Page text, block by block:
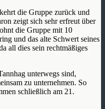
die Gruppe zurück und
zeigt sich sehr erfreut über
die Gruppe mit 10
und das alte Schwert seines
all dies sein rechtmäßiges
unterwegs sind,
zu unternehmen. So
schließlich am 21.